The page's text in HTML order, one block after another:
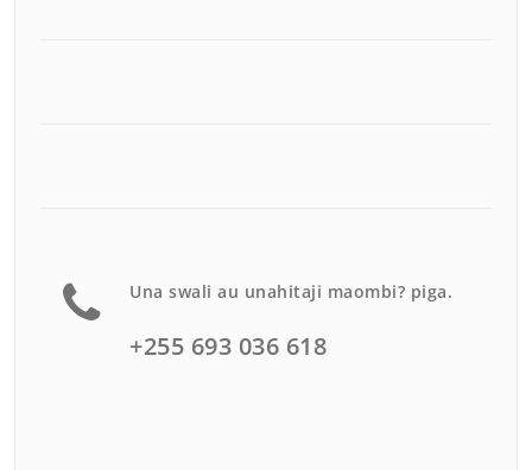
Una swali au unahitaji maombi? piga.
+255 693 036 618